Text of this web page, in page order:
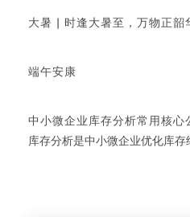
大暑 | 时逢大暑至，万物正韶
端午安康
中小微企业库存分析常用核心
库存分析是中小微企业优化库